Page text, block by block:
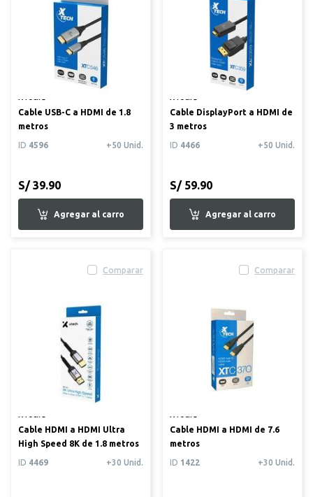
Cable USB-C a HDMI de 1.8
metros
ID 4596 +50 Unid.
S/ 39.90
Cable DisplayPort a HDMI de
3 metros
ID 4466 +50 Unid.
S/ 59.90
Comparar
Cable HDMI a HDMI Ultra
High Speed 8K de 1.8 metros
ID 4469 +30 Unid.
Comparar
Cable HDMI a HDMI de 7.6
metros
ID 1422 +30 Unid.